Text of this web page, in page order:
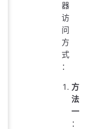
器
访
问
方
式
：
方
法
一
：